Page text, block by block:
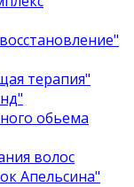
терапия"
обьема
волос
Апельсина"